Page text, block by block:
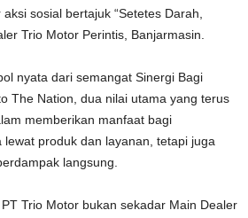
sosial bertajuk “Setetes Darah,
Trio Motor Perintis, Banjarmasin.
nyata dari semangat Sinergi Bagi
The Nation, dua nilai utama yang terus
memberikan manfaat bagi
produk dan layanan, tetapi juga
langsung.
Trio Motor bukan sekadar Main Dealer